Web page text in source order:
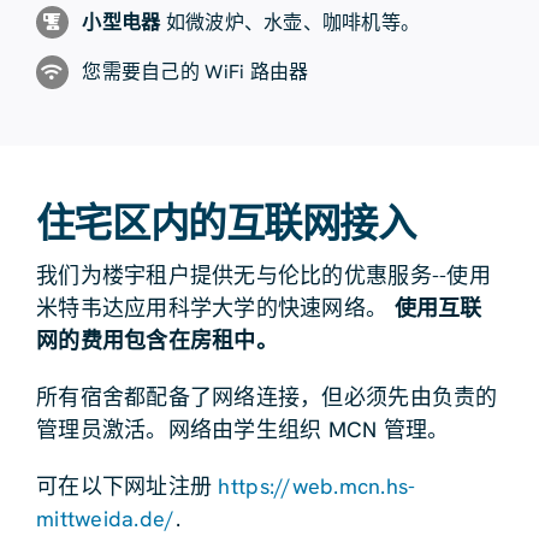
小型电器如微波炉、水壶、咖啡机等。
您需要自己的 WiFi 路由器
住宅区内的互联网接入
我们为楼宇租户提供无与伦比的优惠服务--使用
米特韦达应用科学大学的快速网络。 使用互联
网的费用包含在房租中。
所有宿舍都配备了网络连接，但必须先由负责的
管理员激活。网络由学生组织 MCN 管理。
可在以下网址注册 https://web.mcn.hs-
mittweida.de/.